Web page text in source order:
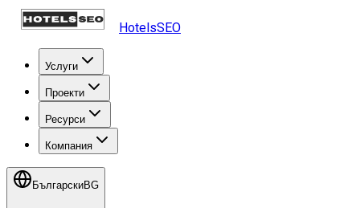
HotelsSEO
Услуги
Проекти
Ресурси
Компания
БългарскиBG